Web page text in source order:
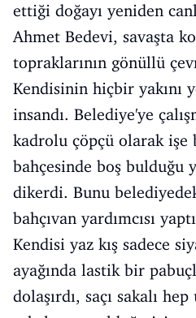
ettiği doğayı yeniden
Ahmet Bedevi, savaşta
topraklarının gönüllü
Kendisinin hiçbir yakını
insandı. Belediye'ye
kadrolu çöpçü olarak işe
bahçesinde boş bulduğu
dikerdi. Bunu
bahçıvan yardımcısı
Kendisi yaz kış sadece
ayağında lastik bir
dolaşırdı, saçı sakalı